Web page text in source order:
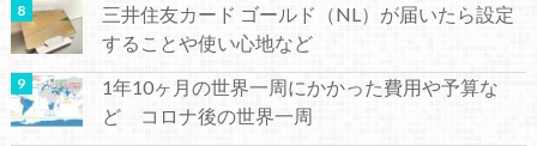
三井住友カード ゴールド（NL）が届いたら設定
することや使い心地など
1年10ヶ月の世界一周にかかった費用や予算な
ど コロナ後の世界一周